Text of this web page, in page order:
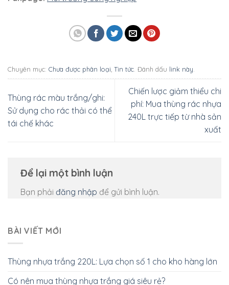
Chuyên mục: Chưa được phân loại Tin tức . Đánh dấu link này
Thùng rác màu trắng/ghi:
Sử dụng cho rác thải có thể
tái chế khác
Chiến lược giảm thiểu chi
phí: Mua thùng rác nhựa
240L trực tiếp từ nhà sản
xuất
Để lại một bình luận
Bạn phải đăng nhập để gửi bình luận.
BÀI VIẾT MỚI
Thùng nhựa trắng 220L: Lựa chọn số 1 cho kho hàng lớn
Có nên mua thùng nhựa trắng giá siêu rẻ?